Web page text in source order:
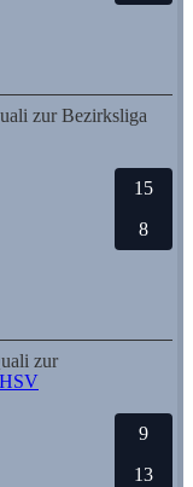
zur Bezirksliga
15
8
zur
9
13